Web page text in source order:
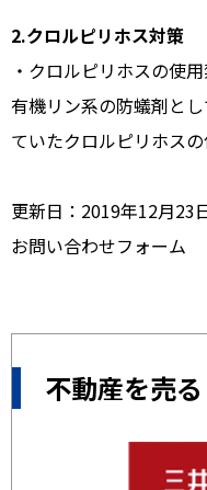
2.クロルピリホス対策
・クロルピリホスの使
有機リン系の防蟻剤と
ていたクロルピリホス
更新日：2019年12月23
お問い合わせフォーム
不動産を売る